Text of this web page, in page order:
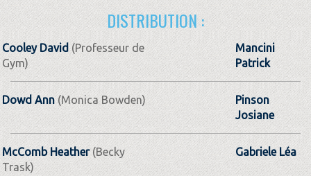
DISTRIBUTION :
Cooley David(Professeur de
Gym)
Mancini
Patrick
Dowd Ann (Monica Bowden)
Pinson
Josiane
McComb Heather(Becky
Trask)
Gabriele Léa